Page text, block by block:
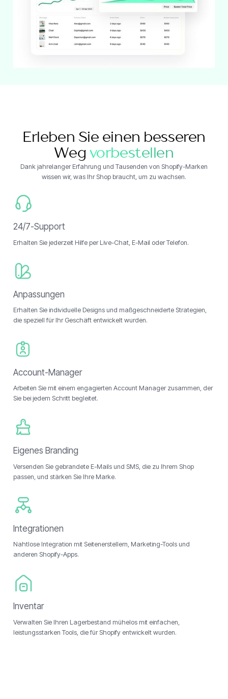
Erleben Sie einen besseren
Weg vorbestellen
Dank jahrelanger Erfahrung und Tausenden von Shopify-Marken
wissen wir, was Ihr Shop braucht, um zu wachsen.
24/7-Support
Erhalten Sie jederzeit Hilfe per Live-Chat, E-Mail oder Telefon.
Anpassungen
Erhalten Sie individuelle Designs und maßgeschneiderte Strategien,
die speziell für Ihr Geschäft entwickelt wurden.
Account-Manager
Arbeiten Sie mit einem engagierten Account Manager zusammen, der
Sie bei jedem Schritt begleitet.
Eigenes Branding
Versenden Sie gebrandete E-Mails und SMS, die zu Ihrem Shop
passen, und stärken Sie Ihre Marke.
Integrationen
Nahtlose Integration mit Seitenerstellern, Marketing-Tools und
anderen Shopify-Apps.
Inventar
Verwalten Sie Ihren Lagerbestand mühelos mit einfachen,
leistungsstarken Tools, die für Shopify entwickelt wurden.